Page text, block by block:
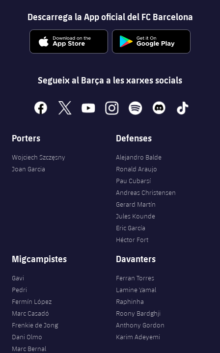
Descarrega la App oficial del FC Barcelona
Segueix al Barça a les xarxes socials
facebook
x youtubeinstagramspotify discord tiktok
Porters
Wojciech Szczęsny
Joan Garcia
Defenses
Alejandro Balde
Ronald Araujo
Pau Cubarsí
Andreas Christensen
Gerard Martín
Jules Kounde
Eric García
Héctor Fort
Migcampistes
Gavi
Pedri
Fermín López
Marc Casadó
Frenkie de Jong
Dani Olmo
Marc Bernal
Davanters
Ferran Torres
Lamine Yamal
Raphinha
Roony Bardghji
Anthony Gordon
Karim Adeyemi